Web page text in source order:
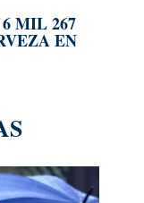
MIL 267
EN